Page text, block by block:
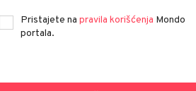
Pristajete na pravila korišćenja Mondo
portala.